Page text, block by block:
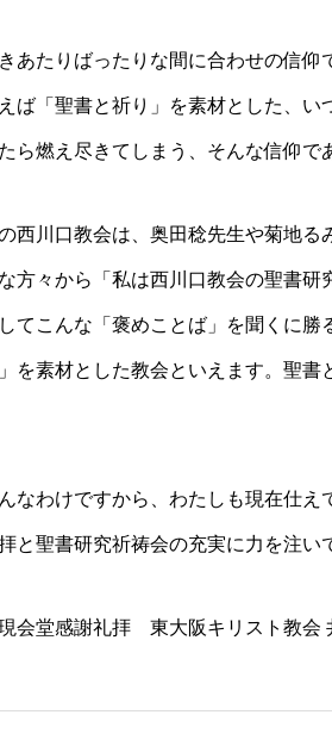
あたりばったりな間に合わせの信仰
ば「聖書と祈り」を素材とした、
ら燃え尽きてしまう、そんな信仰で
西川口教会は、奥田稔先生や菊地る
方々から「私は西川口教会の聖書
てこんな「褒めことば」を聞くに
を素材とした教会といえます。聖
なわけですから、わたしも現在仕え
と聖書研究祈祷会の充実に力を注い
会堂感謝礼拝 東大阪キリスト教会